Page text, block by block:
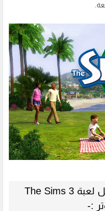
معلومات عن تحميل لعبة The Sims 3
:-